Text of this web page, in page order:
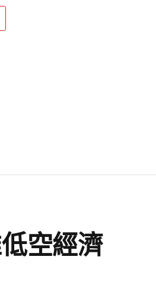
空經濟